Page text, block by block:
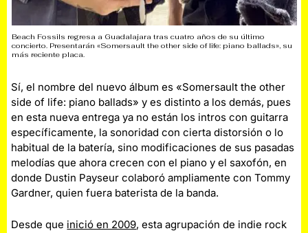
Beach Fossils regresa a Guadalajara tras cuatro años de su último
concierto. Presentarán «Somersault the other side of life: piano ballads», su
más reciente placa.
Sí, el nombre del nuevo álbum es «Somersault the other
side of life: piano ballads» y es distinto a los demás, pues
en esta nueva entrega ya no están los intros con guitarra
específicamente, la sonoridad con cierta distorsión o lo
habitual de la batería, sino modificaciones de sus pasadas
melodías que ahora crecen con el piano y el saxofón, en
donde Dustin Payseur colaboró ampliamente con Tommy
Gardner, quien fuera baterista de la banda.
Desde que inició en 2009, esta agrupación de indie rock